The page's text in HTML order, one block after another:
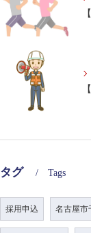
タグ Tags
採用申込 名古屋市